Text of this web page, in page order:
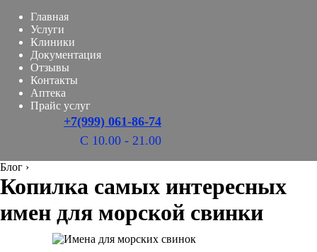
Главная
Услуги
Клиники
Документация
Отзывы
Контакты
Аптека
Прайс услуг
+7(999) 061-86-74
С 10.00 - 21.00
Блог ›
Копилка самых интересных
имен для морской свинки